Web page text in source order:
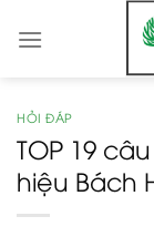
HỎI ĐÁP
TOP 19
hiệu Bách